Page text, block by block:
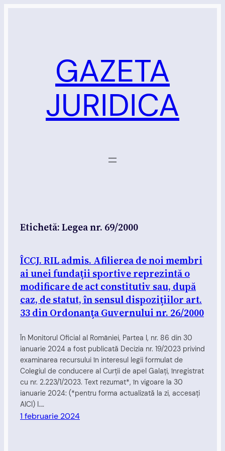
GAZETA
JURIDICA
Etichetă:Legea nr. 69/2000
ÎCCJ. RIL admis. Afilierea de noi membri
ai unei fundaţii sportive reprezintă o
modificare de act constitutiv sau, după
caz, de statut, în sensul dispoziţiilor art.
33 din Ordonanţa Guvernului nr. 26/2000
În Monitorul Oficial al României, Partea I, nr. 86 din 30
ianuarie 2024 a fost publicată Decizia nr. 19/2023 privind
examinarea recursului în interesul legii formulat de
Colegiul de conducere al Curţii de apel Galaţi, înregistrat
cu nr. 2.223/1/2023. Text rezumat*, în vigoare la 30
ianuarie 2024: (*pentru forma actualizată la zi, accesați
AICI) I.…
1 februarie 2024